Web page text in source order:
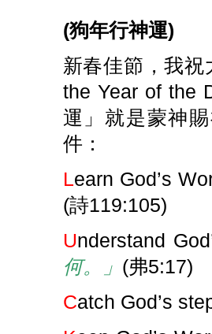
(狗年行神運)
新春佳節，我祝
the Year of the
運」就是蒙神
件：
Learn God’s
(詩119:105)
Understand
何。」 (弗5:17)
Catch God’s